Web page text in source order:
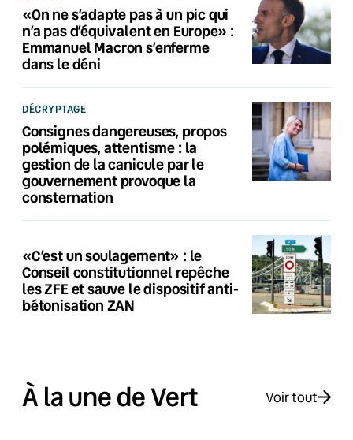
«On ne s’adapte pas à un pic qui
n’a pas d’équivalent en Europe» :
Emmanuel Macron s’enferme
dans le déni
DÉCRYPTAGE
Consignes dangereuses, propos
polémiques, attentisme : la
gestion de la canicule par le
gouvernement provoque la
consternation
«C’est un soulagement» : le
Conseil constitutionnel repêche
les ZFE et sauve le dispositif anti-
bétonisation ZAN
À la une de Vert Voir tout